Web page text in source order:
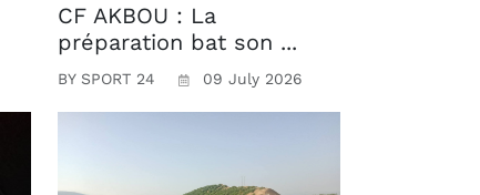
CF AKBOU : La
préparation bat son ...
BY SPORT 24 09 July 2026